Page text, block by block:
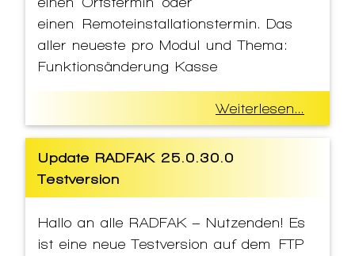
einen Remoteinstallationstermin. Das
aller neueste pro Modul und Thema:
Funktionsänderung Kasse
Weiterlesen...
Update RADFAK 25.0.30.0
Testversion
Hallo an alle RADFAK – Nutzenden! Es
ist eine neue Testversion auf dem FTP